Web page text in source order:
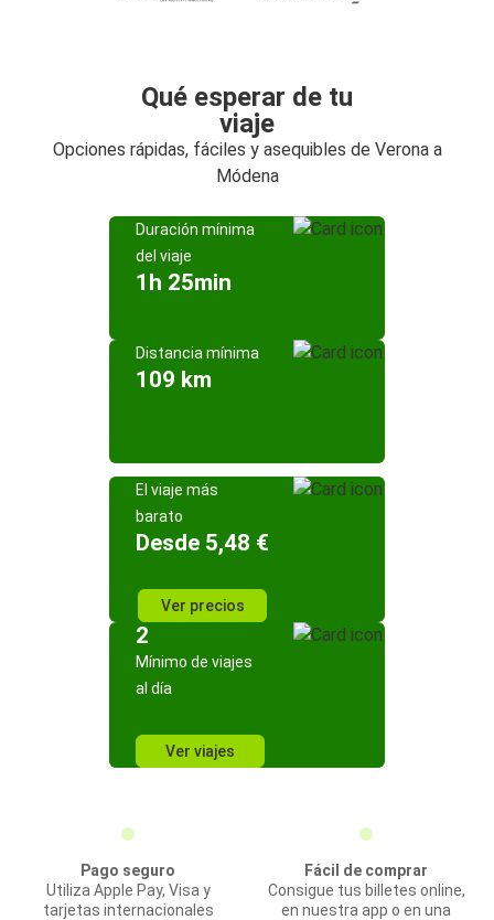
Qué esperar de tu
viaje
Opciones rápidas, fáciles y asequibles de Verona a
Módena
Duración mínima
del viaje
1h 25min
Distancia mínima
109 km
El viaje más
barato
Desde 5,48 €
Ver precios
2
Mínimo de viajes
al día
Ver viajes
Pago seguro
Utiliza Apple Pay, Visa y
tarjetas internacionales
Fácil de comprar
Consigue tus billetes online,
en nuestra app o en una